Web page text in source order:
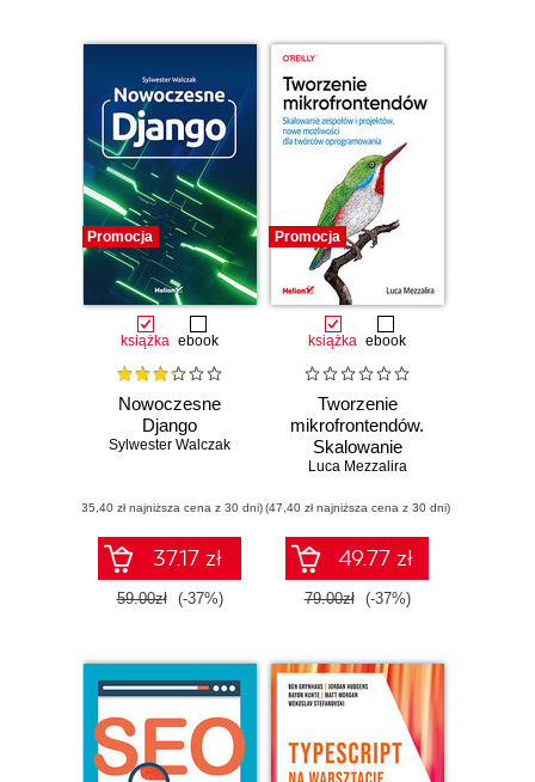
Promocja
książka ebook
Nowoczesne
Django
Sylwester Walczak
(35,40 zł najniższa cena z 30 dni)
37.17 zł
59.00zł (-37%)
Promocja
książka ebook
Tworzenie
mikrofrontendów.
Skalowanie
zespołów i
możliwości dla
twórców
oprogramowania
Luca Mezzalira
(47,40 zł najniższa cena z 30 dni)
49.77 zł
79.00zł (-37%)